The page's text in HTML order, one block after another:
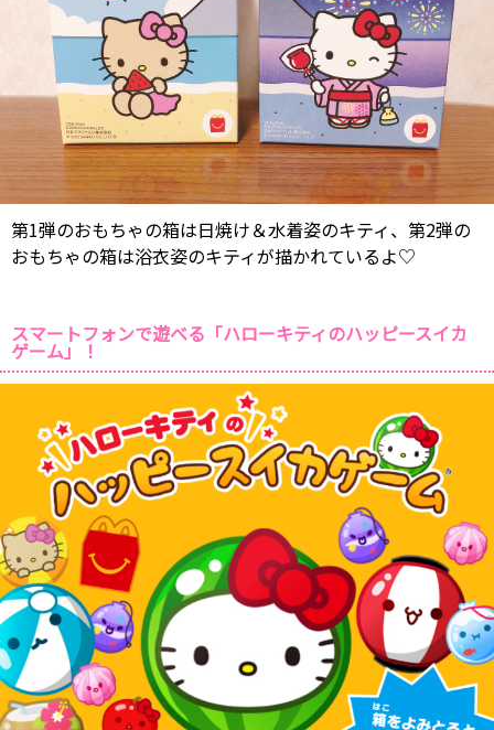
第1弾のおもちゃの箱は日焼け＆水着姿のキティ、第2弾の
おもちゃの箱は浴衣姿のキティが描かれているよ♡
スマートフォンで遊べる「ハローキティのハッピースイカ
ゲーム」！